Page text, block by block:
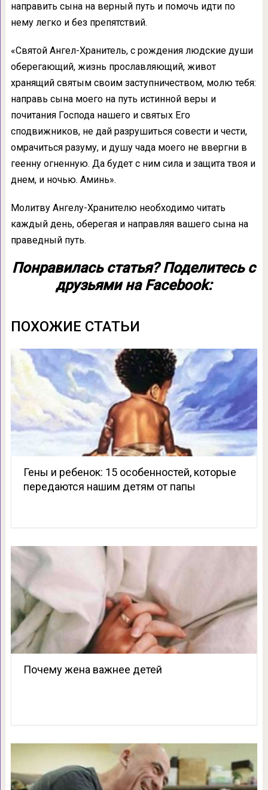
направить сына на верный путь и помочь идти по
нему легко и без препятствий.
«Святой Ангел-Хранитель, с рождения людские души
оберегающий, жизнь прославляющий, живот
хранящий святым своим заступничеством, молю тебя:
направь сына моего на путь истинной веры и
почитания Господа нашего и святых Его
сподвижников, не дай разрушиться совести и чести,
омрачиться разуму, и душу чада моего не ввергни в
геенну огненную. Да будет с ним сила и защита твоя и
днем, и ночью. Аминь».
Молитву Ангелу-Хранителю необходимо читать
каждый день, оберегая и направляя вашего сына на
праведный путь.
Понравилась статья? Поделитесь с
друзьями на Facebook:
ПОХОЖИЕ СТАТЬИ
Гены и ребенок: 15 особенностей, которые
передаются нашим детям от папы
Почему жена важнее детей